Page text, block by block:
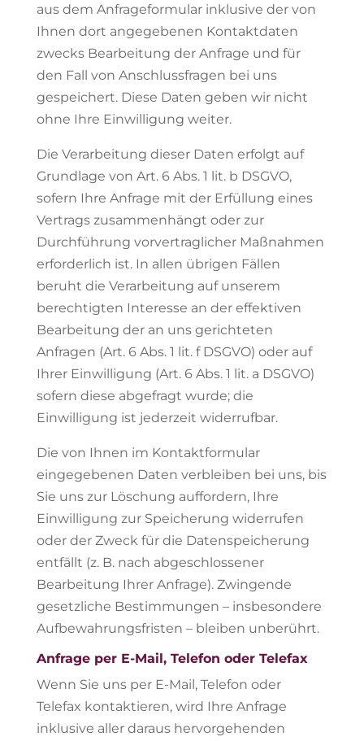
aus dem Anfrageformular inklusive der von
Ihnen dort angegebenen Kontaktdaten
zwecks Bearbeitung der Anfrage und für
den Fall von Anschlussfragen bei uns
gespeichert. Diese Daten geben wir nicht
ohne Ihre Einwilligung weiter.
Die Verarbeitung dieser Daten erfolgt auf
Grundlage von Art. 6 Abs. 1 lit. b DSGVO,
sofern Ihre Anfrage mit der Erfüllung eines
Vertrags zusammenhängt oder zur
Durchführung vorvertraglicher Maßnahmen
erforderlich ist. In allen übrigen Fällen
beruht die Verarbeitung auf unserem
berechtigten Interesse an der effektiven
Bearbeitung der an uns gerichteten
Anfragen (Art. 6 Abs. 1 lit. f DSGVO) oder auf
Ihrer Einwilligung (Art. 6 Abs. 1 lit. a DSGVO)
sofern diese abgefragt wurde; die
Einwilligung ist jederzeit widerrufbar.
Die von Ihnen im Kontaktformular
eingegebenen Daten verbleiben bei uns, bis
Sie uns zur Löschung auffordern, Ihre
Einwilligung zur Speicherung widerrufen
oder der Zweck für die Datenspeicherung
entfällt (z. B. nach abgeschlossener
Bearbeitung Ihrer Anfrage). Zwingende
gesetzliche Bestimmungen – insbesondere
Aufbewahrungsfristen – bleiben unberührt.
Anfrage per E-Mail, Telefon oder Telefax
Wenn Sie uns per E-Mail, Telefon oder
Telefax kontaktieren, wird Ihre Anfrage
inklusive aller daraus hervorgehenden